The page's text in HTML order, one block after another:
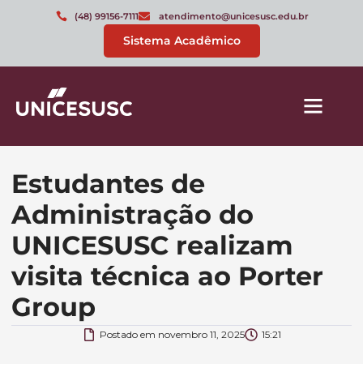
(48) 99156-7111 atendimento@unicesusc.edu.br
Sistema Acadêmico
Estudantes de
Administração do
UNICESUSC realizam
visita técnica ao Porter
Group
Postado em novembro 11, 2025 15:21